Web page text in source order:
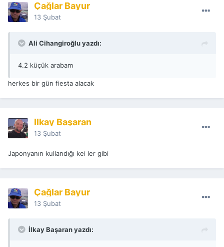
Çağlar Bayur
13 Şubat
Ali Cihangiroğlu yazdı:
4.2 küçük arabam
herkes bir gün fiesta alacak
İlkay Başaran
13 Şubat
Japonyanın kullandığı kei ler gibi
Çağlar Bayur
13 Şubat
İlkay Başaran yazdı: